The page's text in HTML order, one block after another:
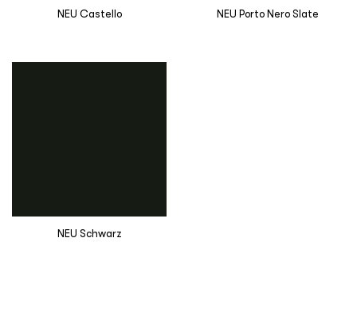
NEU Castello NEU Porto Nero Slate
NEU Schwarz